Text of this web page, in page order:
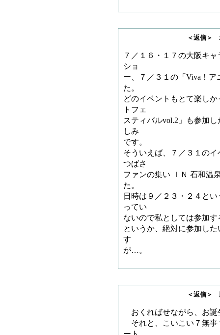
＜返信＞ ボスの子
７／１６・１７の大阪キ
ショ
ー、７／３１の「Viva！
た。
どのイベントもとて楽し
トフェ
スティバルvol.2」も参加
しみ
です。
そういえば、７／３１の
つばさ
ファンの集い ＩＮ 石和温
た。
日時は９／２３・２４と
ってい
ないので私としては参加
というか、絶対に参加し
す
が…。
＜返信＞ 豚雲海さ
おくればせながら、お
それと、こいこい７無事